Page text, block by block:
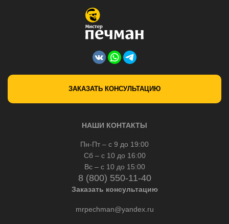
ЗАКАЗАТЬ КОНСУЛЬТАЦИЮ
НАШИ КОНТАКТЫ
Пн-Пт – с 9 до 19:00
Сб – с 10 до 16:00
Вс – с 10 до 15:00
8 (800) 550-11-40
Заказать консультацию
mrpechman@yandex.ru